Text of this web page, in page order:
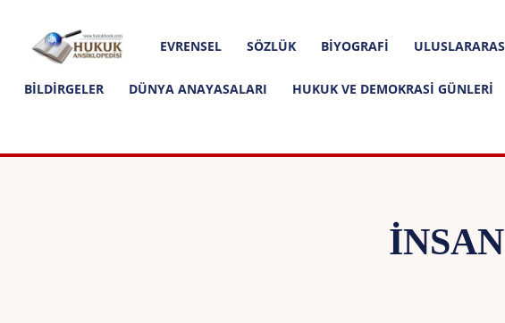
Hukuk
Ansiklopedisi
EVRENSEL SÖZLÜK BIYOGRAFI
BILDIRGELER DÜNYA ANAYASALARI HUKUK VE DEMOKRASI GÜNLERI